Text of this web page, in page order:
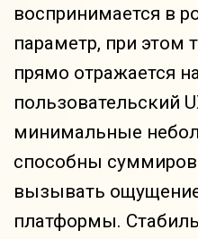
воспринимается в
параметр, при этом
прямо отражается
пользовательский
минимальные
способны
вызывать
платформы.